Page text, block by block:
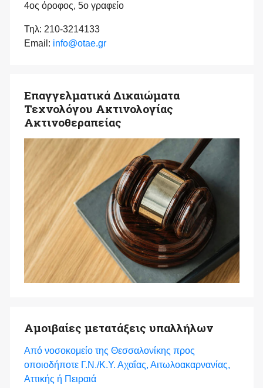
4ος όροφος, 5ο γραφείο
Τηλ: 210-3214133
Email: info@otae.gr
Επαγγελματικά Δικαιώματα
Τεχνολόγου Ακτινολογίας
Ακτινοθεραπείας
Αμοιβαίες μετατάξεις υπαλλήλων
Από νοσοκομείο της Θεσσαλονίκης προς
οποιοδήποτε Γ.Ν./Κ.Υ. Αχαΐας, Αιτωλοακαρνανίας,
Αττικής ή Πειραιά